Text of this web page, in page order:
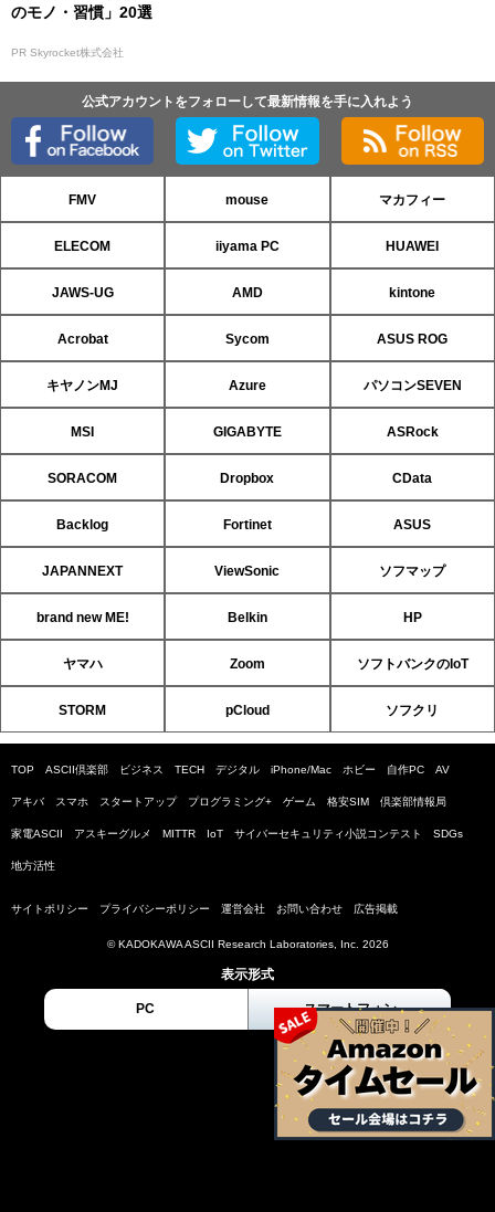
のモノ・習慣」20選
PR Skyrocket株式会社
公式アカウントをフォローして最新情報を手に入れよう
FMV mouse マカフィー
ELECOM iiyama PC HUAWEI
JAWS-UG AMD kintone
Acrobat Sycom ASUS ROG
キヤノンMJ Azure パソコンSEVEN
MSI GIGABYTE ASRock
SORACOM Dropbox CData
Backlog Fortinet ASUS
JAPANNEXT ViewSonic ソフマップ
brand new ME! Belkin HP
ヤマハ Zoom ソフトバンクのIoT
STORM pCloud ソフクリ
TOP ASCII倶楽部 ビジネス TECH デジタル iPhone/Mac ホビー 自作PC AV
アキバ スマホ スタートアップ プログラミング+ ゲーム 格安SIM 倶楽部情報局
家電ASCII アスキーグルメ MITTR IoT サイバーセキュリティ小説コンテスト SDGs
地方活性
サイトポリシー プライバシーポリシー 運営会社 お問い合わせ 広告掲載
© KADOKAWA ASCII Research Laboratories, Inc. 2026
表示形式
PC スマートフォン